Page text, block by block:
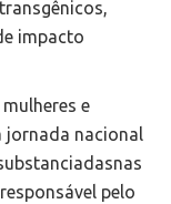
impacto
e
jornada nacional
pelo